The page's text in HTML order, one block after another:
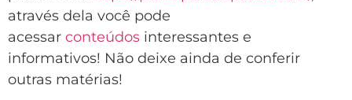
através dela você pode
acessar conteúdos interessantes e
informativos! Não deixe ainda de conferir
outras matérias!